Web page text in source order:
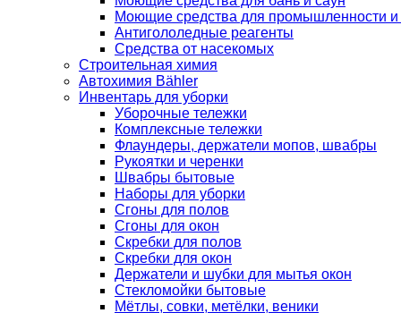
Моющие средства для промышленности и
Антигололедные реагенты
Средства от насекомых
Строительная химия
Автохимия Bähler
Инвентарь для уборки
Уборочные тележки
Комплексные тележки
Флаундеры, держатели мопов, швабры
Рукоятки и черенки
Швабры бытовые
Наборы для уборки
Сгоны для полов
Сгоны для окон
Скребки для полов
Скребки для окон
Держатели и шубки для мытья окон
Стекломойки бытовые
Мётлы, совки, метёлки, веники